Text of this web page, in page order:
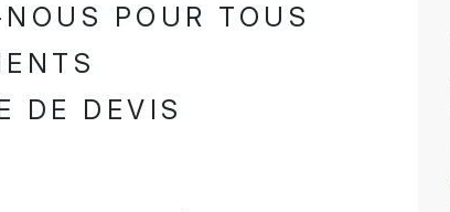
POUR TOUS
DE DEVIS